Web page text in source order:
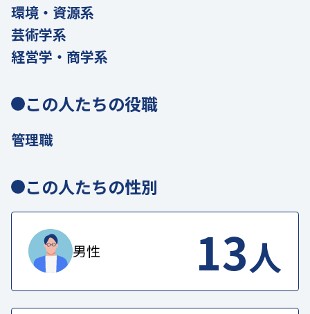
環境・資源系
芸術学系
経営学・商学系
この人たちの役職
管理職
この人たちの性別
男性 13人